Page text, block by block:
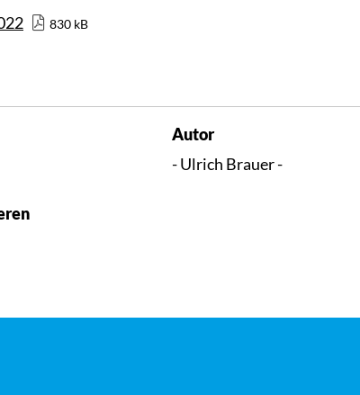
830 kB
Autor
- Ulrich Brauer -